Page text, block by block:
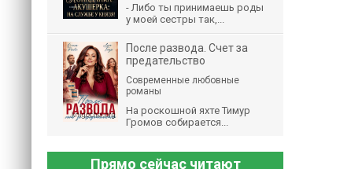
- Либо ты принимаешь роды
у моей сестры так,...
После развода. Счет за
предательство
Современные любовные
романы
На роскошной яхте Тимур
Громов собирается...
Прямо сейчас читают